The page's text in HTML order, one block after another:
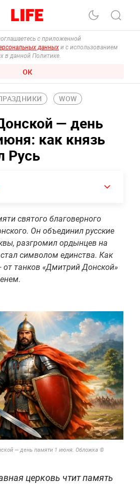
с приложенной
данных и с использованием
в данной Политике.
ОК
WOW
— день
как князь
Русь
святого благоверного
Он объединил русские
разгромил ордынцев на
символом единства. Как
от танков «Дмитрий Донской»
— день памяти 1 июня. Обложка ©
церковь чтит память